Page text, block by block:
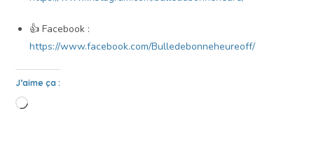
👍 Facebook :
https://www.facebook.com/Bulledebonneheureoff/
J’aime ça :